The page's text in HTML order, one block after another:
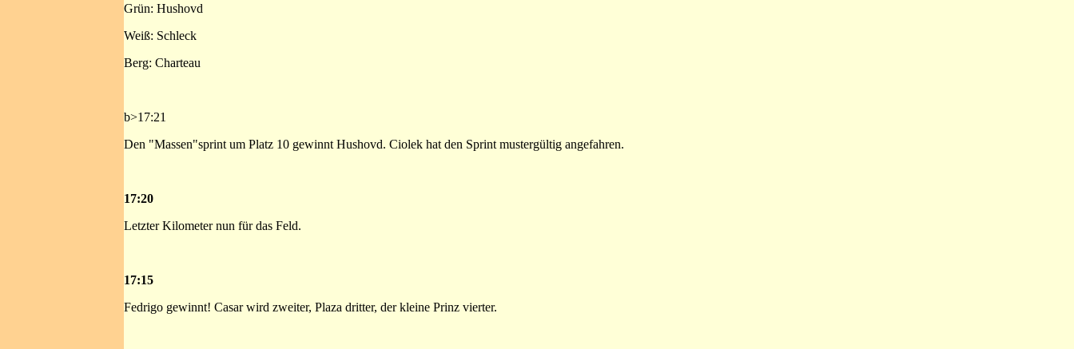
Grün: Hushovd
Weiß: Schleck
Berg: Charteau
b>17:21
Den "Massen"sprint um Platz 10 gewinnt Hushovd. Ciolek hat den Sprint mustergültig angefahren.
17:20
Letzter Kilometer nun für das Feld.
17:15
Fedrigo gewinnt! Casar wird zweiter, Plaza dritter, der kleine Prinz vierter.